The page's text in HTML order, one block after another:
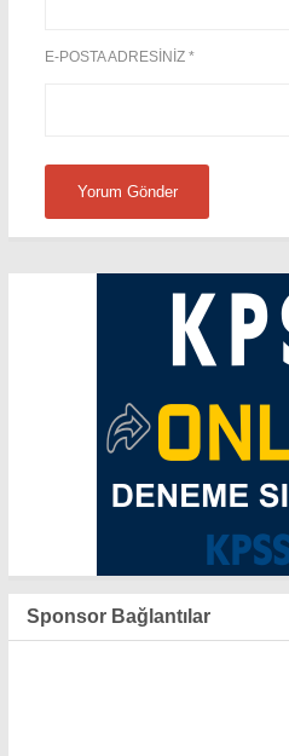
E-POSTA ADRESINIZ *
Sponsor Bağlantılar